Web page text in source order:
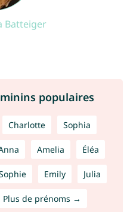
Batteiger
populaires
Charlotte Sophia
Amelia Éléa
Emily Julia
Plus de prénoms →